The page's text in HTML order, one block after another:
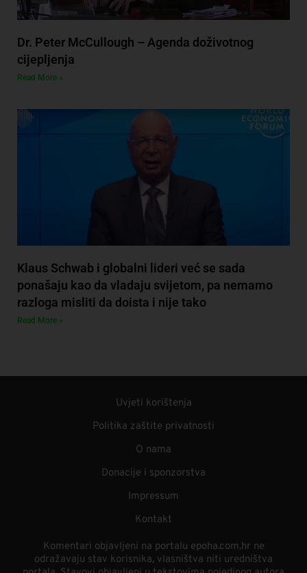
Dr. Peter McCullough – Agenda doživotnog
cijepljenja
Read More »
Klaus Schwab i globalni lideri već se sada
ponašaju kao da vladaju svijetom, pa nemamo
razloga misliti da doista i nije tako
Read More »
Uvjeti korištenja
Politika zaštite privatnosti
O nama
Donacije i sponzorstva
Impressum
Kontakt
Komentari objavljeni na portalu epoha.com.hr ne
odražavaju stav korisnika, vlasništva niti uredništva